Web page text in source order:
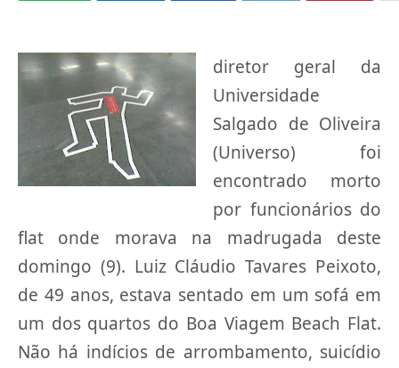
diretor geral da
Universidade
Salgado de Oliveira
(Universo) foi
encontrado morto
por funcionários do
flat onde morava na madrugada deste
domingo (9). Luiz Cláudio Tavares Peixoto,
de 49 anos, estava sentado em um sofá em
um dos quartos do Boa Viagem Beach Flat.
Não há indícios de arrombamento, suicídio